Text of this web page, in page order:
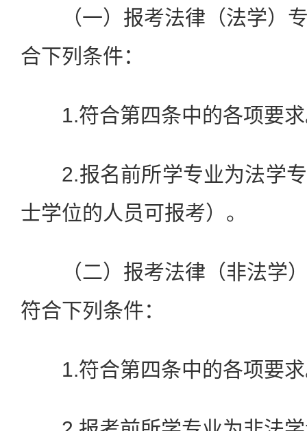
（一）报考法律（法学）专
合下列条件：
1.符合第四条中的各项要
2.报名前所学专业为法学专
士学位的人员可报考）。
（二）报考法律（非法学）
符合下列条件：
1.符合第四条中的各项要